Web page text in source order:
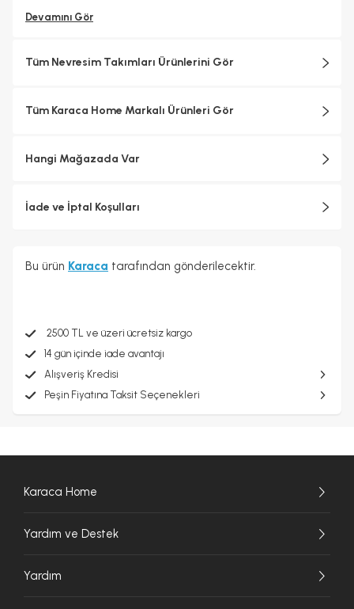
Devamını Gör
Tüm Nevresim Takımları Ürünlerini Gör
Tüm Karaca Home Markalı Ürünleri Gör
Hangi Mağazada Var
İade ve İptal Koşulları
Bu ürün Karaca tarafından gönderilecektir.
2500 TL ve üzeri ücretsiz kargo
14 gün içinde iade avantajı
Alışveriş Kredisi
Peşin Fiyatına Taksit Seçenekleri
Karaca Home
Yardım ve Destek
Yardım